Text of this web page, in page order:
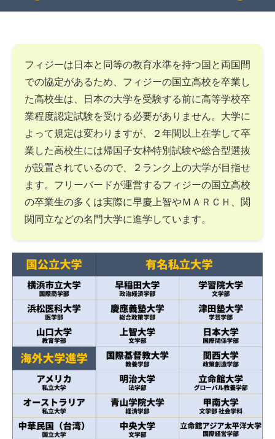
フィジーは日本と同等の教育水準を持つ国と両国間
での協定があるため、フィジーの国立高校を卒業し
た高校生は、日本の大学を受験する前に高等学校卒
業程度認定試験を受ける必要がありません。大学に
よって規定は変わりますが、２年間以上在学して卒
業した高校生には帰国子女枠特別試験や総合型選抜
が設置されているので、２ランク上の大学が目指せ
ます。フリーバードが運営するフィジーの国立高校
の卒業生の多くは実際に早慶上智やＭＡＲＣＨ、関
関同立などの名門大学に進学しています。